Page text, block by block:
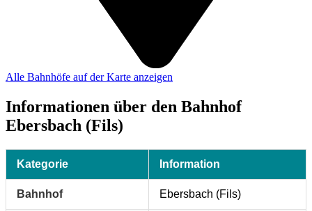
Alle Bahnhöfe auf der Karte anzeigen
Informationen über den Bahnhof
Ebersbach (Fils)
Kategorie Information
Bahnhof Ebersbach (Fils)